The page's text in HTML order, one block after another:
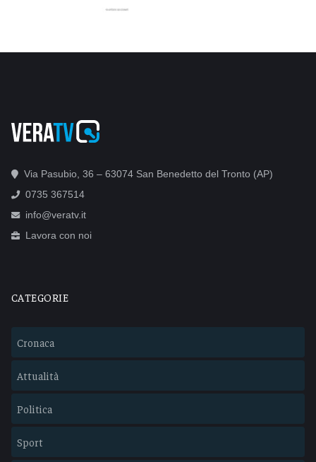
Via Pasubio, 36 – 63074 San Benedetto del Tronto (AP)
0735 367514
info@veratv.it
Lavora con noi
CATEGORIE
Cronaca
Attualità
Politica
Sport